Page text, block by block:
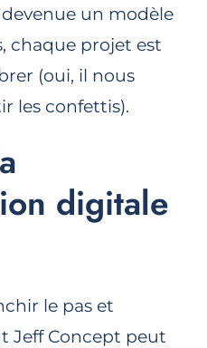
un modèle
chaque projet est
(oui, il nous
les confettis).
digitale
le pas et
Jeff Concept peut